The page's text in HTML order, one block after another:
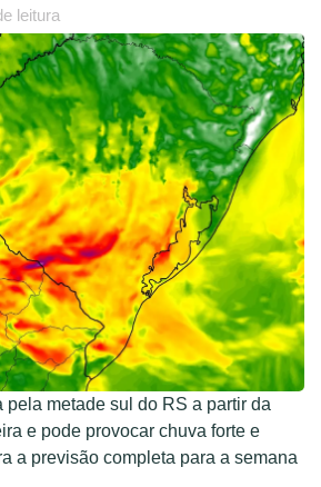
leitura
pela metade sul do RS a partir da
e pode provocar chuva forte e
a previsão completa para a semana